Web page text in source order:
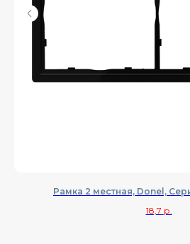
Рамка 2 местная, Donel,
18,7 р.